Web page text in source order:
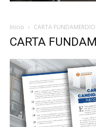
Inicio CARTA
CARTA